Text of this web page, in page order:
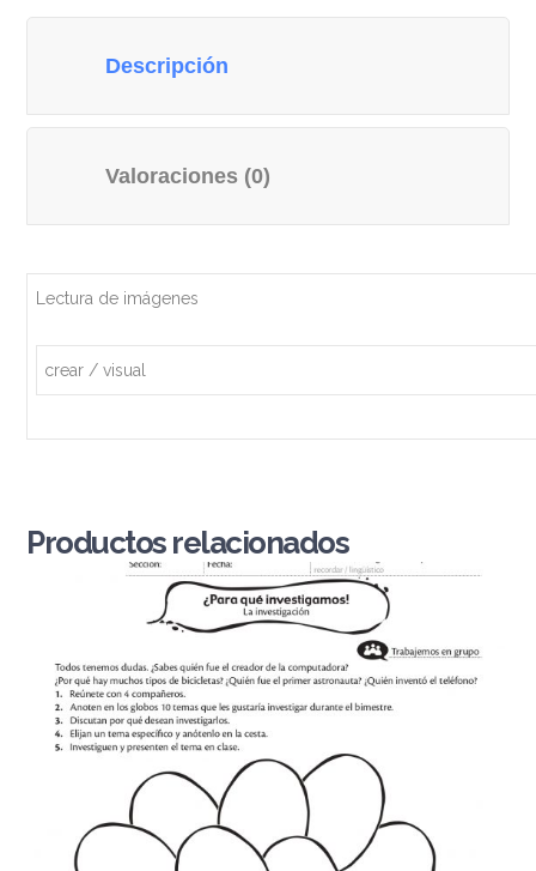
Descripción
Valoraciones (0)
Lectura de imágenes
crear / visual
Productos relacionados